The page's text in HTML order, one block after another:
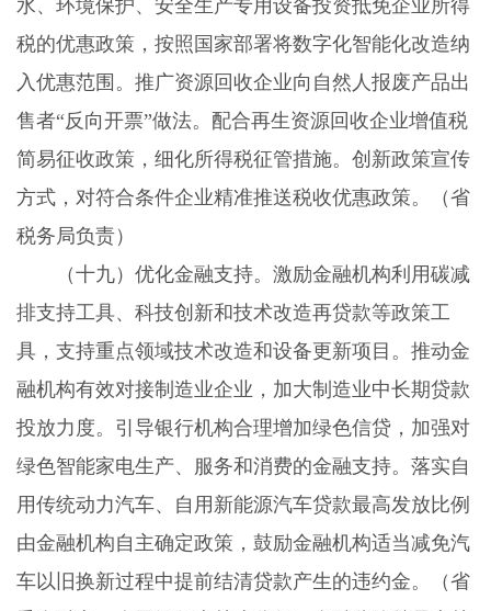
水、环境保护、安全生产专用设备投资抵免企业所得
税的优惠政策，按照国家部署将数字化智能化改造纳
入优惠范围。推广资源回收企业向自然人报废产品出
售者“反向开票”做法。配合再生资源回收企业增值税
简易征收政策，细化所得税征管措施。创新政策宣传
方式，对符合条件企业精准推送税收优惠政策。（省
税务局负责）
（十九）优化金融支持。 激励金融机构利用碳减
排支持工具、科技创新和技术改造再贷款等政策工
具，支持重点领域技术改造和设备更新项目。推动金
融机构有效对接制造业企业，加大制造业中长期贷款
投放力度。引导银行机构合理增加绿色信贷，加强对
绿色智能家电生产、服务和消费的金融支持。落实自
用传统动力汽车、自用新能源汽车贷款最高发放比例
由金融机构自主确定政策，鼓励金融机构适当减免汽
车以旧换新过程中提前结清贷款产生的违约金。（省